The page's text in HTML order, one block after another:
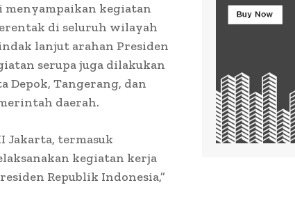
menyampaikan kegiatan
di seluruh wilayah
lanjut arahan Presiden
serupa juga dilakukan
Depok, Tangerang, dan
daerah.
Jakarta, termasuk
kegiatan kerja
Republik Indonesia,”